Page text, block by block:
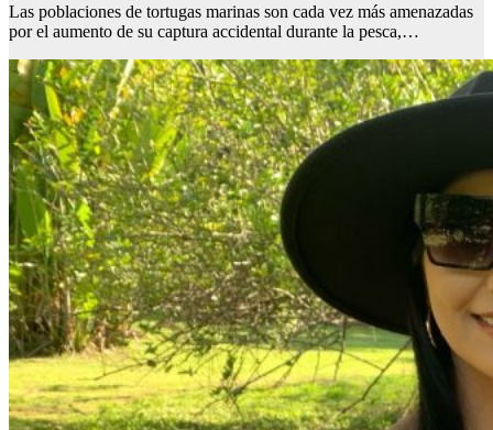
Las poblaciones de tortugas marinas son cada vez más amenazadas
por el aumento de su captura accidental durante la pesca,…